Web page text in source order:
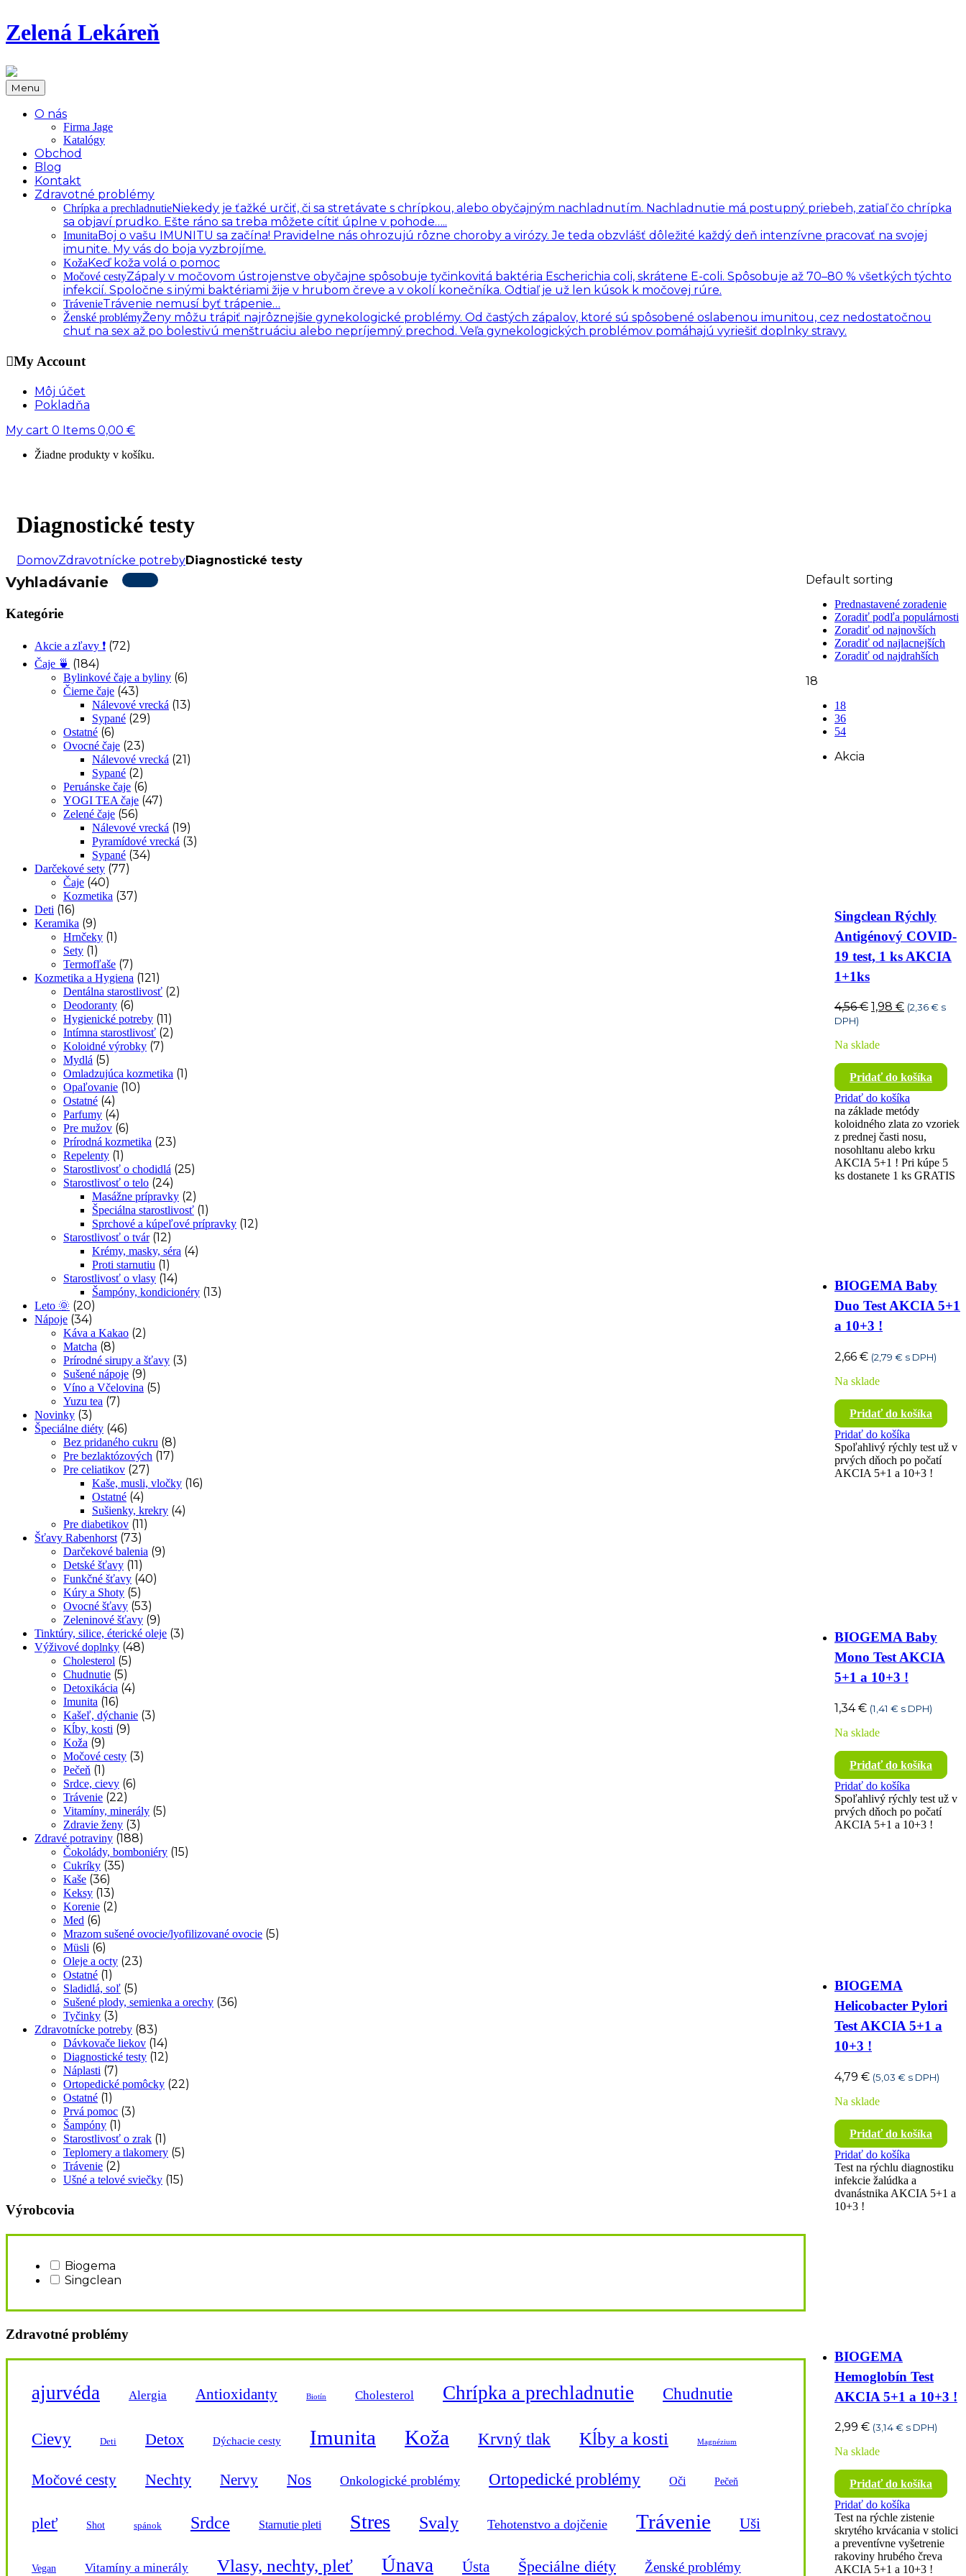
Zelená Lekáreň
Menu
O nás
Firma Jage
Katalógy
Obchod
Blog
Kontakt
Zdravotné problémy
Chrípka a prechladnutieNiekedy je ťažké určiť, či sa stretávate s chrípkou, alebo obyčajným nachladnutím. Nachladnutie má postupný priebeh, zatiaľ čo chrípka
sa objaví prudko. Ešte ráno sa treba môžete cítiť úplne v pohode…..
ImunitaBoj o vašu IMUNITU sa začína! Pravidelne nás ohrozujú rôzne choroby a virózy. Je teda obzvlášť dôležité každý deň intenzívne pracovať na svojej
imunite. My vás do boja vyzbrojíme.
KožaKeď koža volá o pomoc
Močové cestyZápaly v močovom ústrojenstve obyčajne spôsobuje tyčinkovitá baktéria Escherichia coli, skrátene E-coli. Spôsobuje až 70–80 % všetkých týchto
infekcií. Spoločne s inými baktériami žije v hrubom čreve a v okolí konečníka. Odtiaľ je už len kúsok k močovej rúre.
TrávenieTrávenie nemusí byť trápenie…
Ženské problémyŽeny môžu trápiť najrôznejšie gynekologické problémy. Od častých zápalov, ktoré sú spôsobené oslabenou imunitou, cez nedostatočnou
chuť na sex až po bolestivú menštruáciu alebo nepríjemný prechod. Veľa gynekologických problémov pomáhajú vyriešiť doplnky stravy.
My Account
Môj účet
Pokladňa
My cart 0 Items 0,00 €
Žiadne produkty v košíku.
Diagnostické testy
DomovZdravotnícke potrebyDiagnostické testy
Vyhladávanie
Kategórie
Akcie a zľavy ❗ (72)
Čaje 🍵 (184)
Bylinkové čaje a byliny (6)
Čierne čaje (43)
Nálevové vrecká (13)
Sypané (29)
Ostatné (6)
Ovocné čaje (23)
Nálevové vrecká (21)
Sypané (2)
Peruánske čaje (6)
YOGI TEA čaje (47)
Zelené čaje (56)
Nálevové vrecká (19)
Pyramídové vrecká (3)
Sypané (34)
Darčekové sety (77)
Čaje (40)
Kozmetika (37)
Deti (16)
Keramika (9)
Hrnčeky (1)
Sety (1)
Termofľaše (7)
Kozmetika a Hygiena (121)
Dentálna starostlivosť (2)
Deodoranty (6)
Hygienické potreby (11)
Intímna starostlivosť (2)
Koloidné výrobky (7)
Mydlá (5)
Omladzujúca kozmetika (1)
Opaľovanie (10)
Ostatné (4)
Parfumy (4)
Pre mužov (6)
Prírodná kozmetika (23)
Repelenty (1)
Starostlivosť o chodidlá (25)
Starostlivosť o telo (24)
Masážne prípravky (2)
Špeciálna starostlivosť (1)
Sprchové a kúpeľové prípravky (12)
Starostlivosť o tvár (12)
Krémy, masky, séra (4)
Proti starnutiu (1)
Starostlivosť o vlasy (14)
Šampóny, kondicionéry (13)
Leto 🌞 (20)
Nápoje (34)
Káva a Kakao (2)
Matcha (8)
Prírodné sirupy a šťavy (3)
Sušené nápoje (9)
Víno a Včelovina (5)
Yuzu tea (7)
Novinky (3)
Špeciálne diéty (46)
Bez pridaného cukru (8)
Pre bezlaktózových (17)
Pre celiatikov (27)
Kaše, musli, vločky (16)
Ostatné (4)
Sušienky, krekry (4)
Pre diabetikov (11)
Šťavy Rabenhorst (73)
Darčekové balenia (9)
Detské šťavy (11)
Funkčné šťavy (40)
Kúry a Shoty (5)
Ovocné šťavy (53)
Zeleninové šťavy (9)
Tinktúry, silice, éterické oleje (3)
Výživové doplnky (48)
Cholesterol (5)
Chudnutie (5)
Detoxikácia (4)
Imunita (16)
Kašeľ, dýchanie (3)
Kĺby, kosti (9)
Koža (9)
Močové cesty (3)
Pečeň (1)
Srdce, cievy (6)
Trávenie (22)
Vitamíny, minerály (5)
Zdravie ženy (3)
Zdravé potraviny (188)
Čokolády, bomboniéry (15)
Cukríky (35)
Kaše (36)
Keksy (13)
Korenie (2)
Med (6)
Mrazom sušené ovocie/lyofilizované ovocie (5)
Müsli (6)
Oleje a octy (23)
Ostatné (1)
Sladidlá, soľ (5)
Sušené plody, semienka a orechy (36)
Tyčinky (3)
Zdravotnícke potreby (83)
Dávkovače liekov (14)
Diagnostické testy (12)
Náplasti (7)
Ortopedické pomôcky (22)
Ostatné (1)
Prvá pomoc (3)
Šampóny (1)
Starostlivosť o zrak (1)
Teplomery a tlakomery (5)
Trávenie (2)
Ušné a telové sviečky (15)
Výrobcovia
Biogema
Singclean
Zdravotné problémy
ajurvéda Alergia Antioxidanty Biotín Cholesterol Chrípka a prechladnutie Chudnutie
Cievy Deti Detox Dýchacie cesty Imunita Koža Krvný tlak Kĺby a kosti Magnézium
Močové cesty Nechty Nervy Nos Onkologické problémy Ortopedické problémy Oči Pečeň
pleť Shot spánok Srdce Starnutie pleti Stres Svaly Tehotenstvo a dojčenie Trávenie Uši
Vegan Vitamíny a minerály Vlasy, nechty, pleť Únava Ústa Špeciálne diéty Ženské problémy
Default sorting
Prednastavené zoradenie
Zoradiť podľa populárnosti
Zoradiť od najnovších
Zoradiť od najlacnejších
Zoradiť od najdrahších
18
18
36
54
Akcia
Singclean Rýchly
Antigénový COVID-
19 test, 1 ks AKCIA
1+1ks
4,56€ Pôvodná
4,56 €.
1,98 €Aktuálna
(2,36€ s
DPH)
Na sklade
Pridať do košíka
Pridať do košíka
na základe metódy
koloidného zlata zo vzoriek
z prednej časti nosu,
nosohltanu alebo krku
AKCIA 5+1 ! Pri kúpe 5
ks dostanete 1 ks GRATIS
BIOGEMA Baby
Duo Test AKCIA 5+1
a 10+3 !
2,66 € (2,79 € s DPH)
Na sklade
Pridať do košíka
Pridať do košíka
Spoľahlivý rýchly test už v
prvých dňoch po počatí
AKCIA 5+1 a 10+3 !
BIOGEMA Baby
Mono Test AKCIA
5+1 a 10+3 !
1,34€ (1,41 € s DPH)
Na sklade
Pridať do košíka
Pridať do košíka
Spoľahlivý rýchly test už v
prvých dňoch po počatí
AKCIA 5+1 a 10+3 !
BIOGEMA
Helicobacter Pylori
Test AKCIA 5+1 a
10+3 !
4,79 € (5,03 € s DPH)
Na sklade
Pridať do košíka
Pridať do košíka
Test na rýchlu diagnostiku
infekcie žalúdka a
dvanástnika AKCIA 5+1 a
10+3 !
BIOGEMA
Hemoglobín Test
AKCIA 5+1 a 10+3 !
2,99 € (3,14€ s DPH)
Na sklade
Pridať do košíka
Pridať do košíka
Test na rýchle zistenie
skrytého krvácania v stolici
a preventívne vyšetrenie
rakoviny hrubého čreva
AKCIA 5+1 a 10+3 !